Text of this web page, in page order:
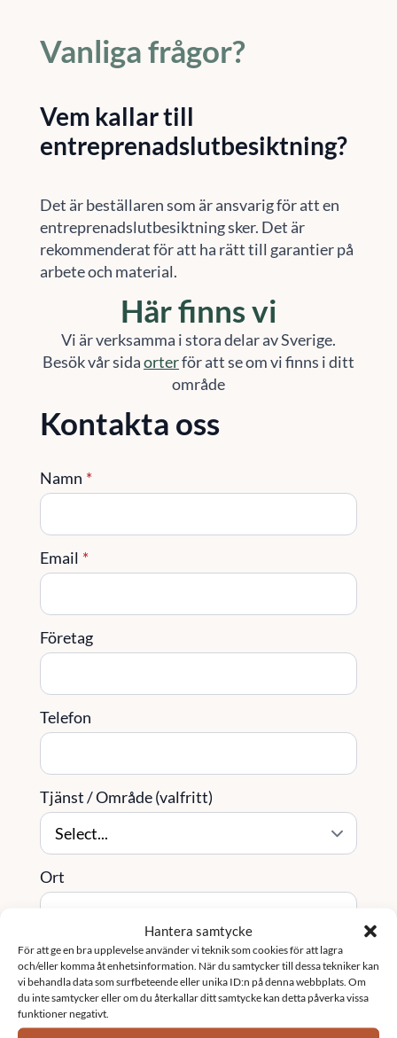
Hantera samtycke
För att ge en bra upplevelse använder vi teknik som cookies för att lagra
och/eller komma åt enhetsinformation. När du samtycker till dessa tekniker kan
vi behandla data som surfbeteende eller unika ID:n på denna webbplats. Om
du inte samtycker eller om du återkallar ditt samtycke kan detta påverka vissa
funktioner negativt.
Vanliga frågor?
Vem kallar till
entreprenadslutbesiktning?
Det är beställaren som är ansvarig för att en
entreprenadslutbesiktning sker. Det är
rekommenderat för att ha rätt till garantier på
arbete och material.
Här finns vi
Vi är verksamma i stora delar av Sverige.
Besök vår sidaorterför att se om vi finns i ditt
område
Kontakta oss
Namn *
Email *
Företag
Telefon
Tjänst / Område (valfritt)
Ort
Meddelande*